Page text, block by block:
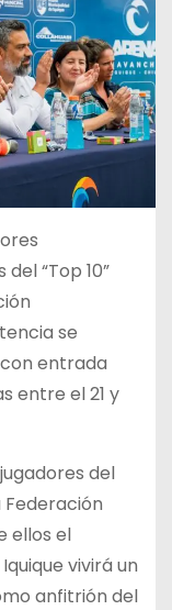
“Top 10”
se
entrada
entre el 21 y
del
Federación
ellos el
vivirá un
anfitrión del